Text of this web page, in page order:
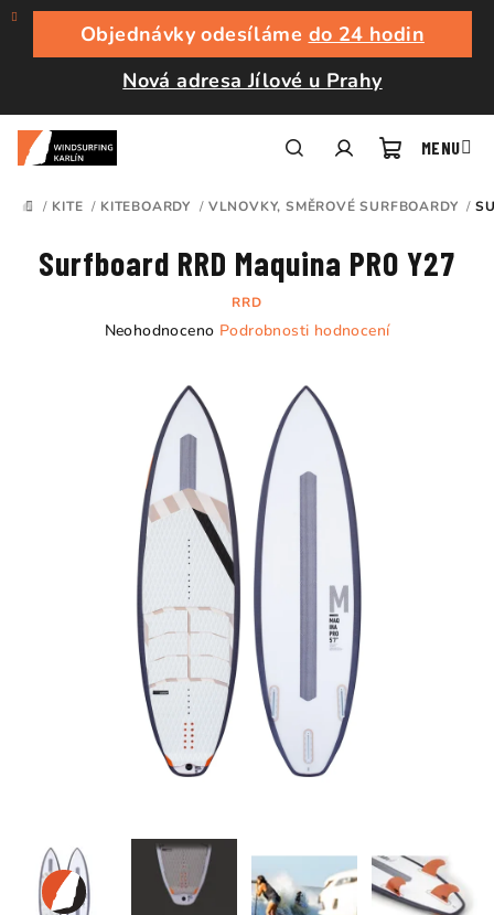
Přejít
obsah
Objednávky odesíláme do 24 hodin
Nová adresa Jílové u Prahy
košík
DOMŮ
/ KITE / KITEBOARDY / VLNOVKY, SMĚROVÉ SURFBOARDY /
Surfboard RRD Maquina PRO Y27
RRD
Průměrné
hvězdiček.
Neohodnoceno Podrobnosti hodnocení